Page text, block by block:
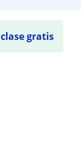
clase gratis